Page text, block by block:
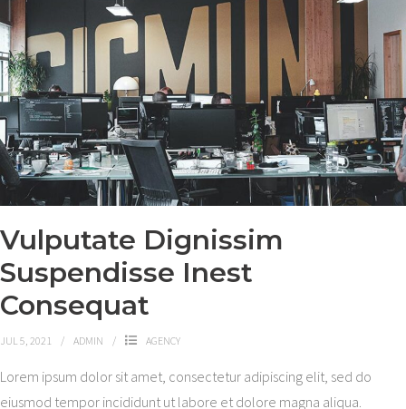
Vulputate Dignissim
Suspendisse Inest
Consequat
JUL 5, 2021 ADMIN AGENCY
Lorem ipsum dolor sit amet, consectetur adipiscing elit, sed do
eiusmod tempor incididunt ut labore et dolore magna aliqua.